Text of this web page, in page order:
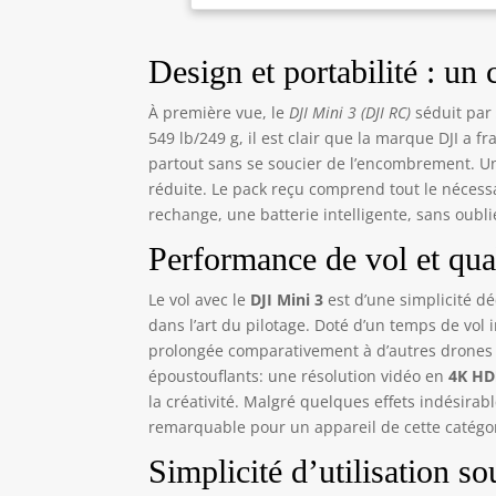
de
de
les
HD
Design et portabilité : un
À première vue, le DJI Mini 3 (DJI RC) séduit par
549 lb/249 g, il est clair que la marque DJI a
partout sans se soucier de l’encombrement.
réduite. Le pack reçu comprend tout le
rechange, une batterie intelligente, sans
Performance de vol et
Le vol avec le DJI Mini 3 est d’une simplicité
dans l’art du pilotage. Doté d’un temps de
prolongée comparativement à d’autres
époustouflants: une résolution vidéo en4K
la créativité. Malgré quelques effets
remarquable pour un appareil de cette
Simplicité d’utilisation